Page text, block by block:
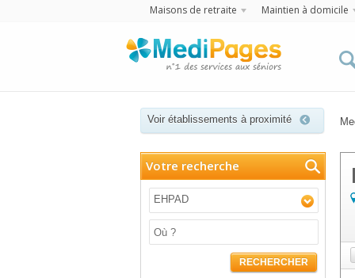
Maisons de retraite Maintien à domicile
Voir établissements à proximité
Votre recherche
EHPAD
RECHERCHER